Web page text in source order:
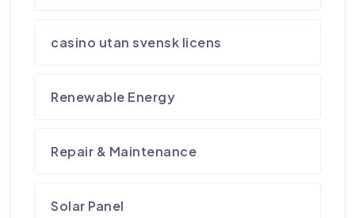
casino utan svensk licens
Renewable Energy
Repair & Maintenance
Solar Panel